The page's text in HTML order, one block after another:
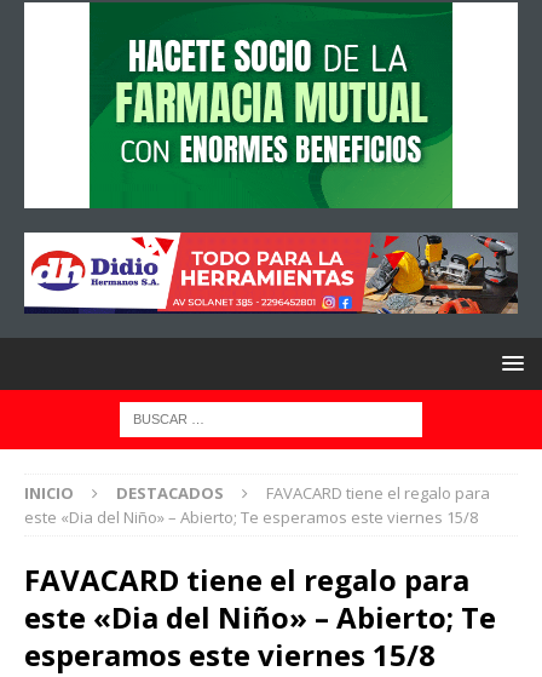
INICIO DESTACADOS
FAVACARD tiene el regalo para
este «Dia del Niño» – Abierto; Te esperamos este viernes 15/8
FAVACARD tiene el regalo para
este «Dia del Niño» – Abierto; Te
esperamos este viernes 15/8